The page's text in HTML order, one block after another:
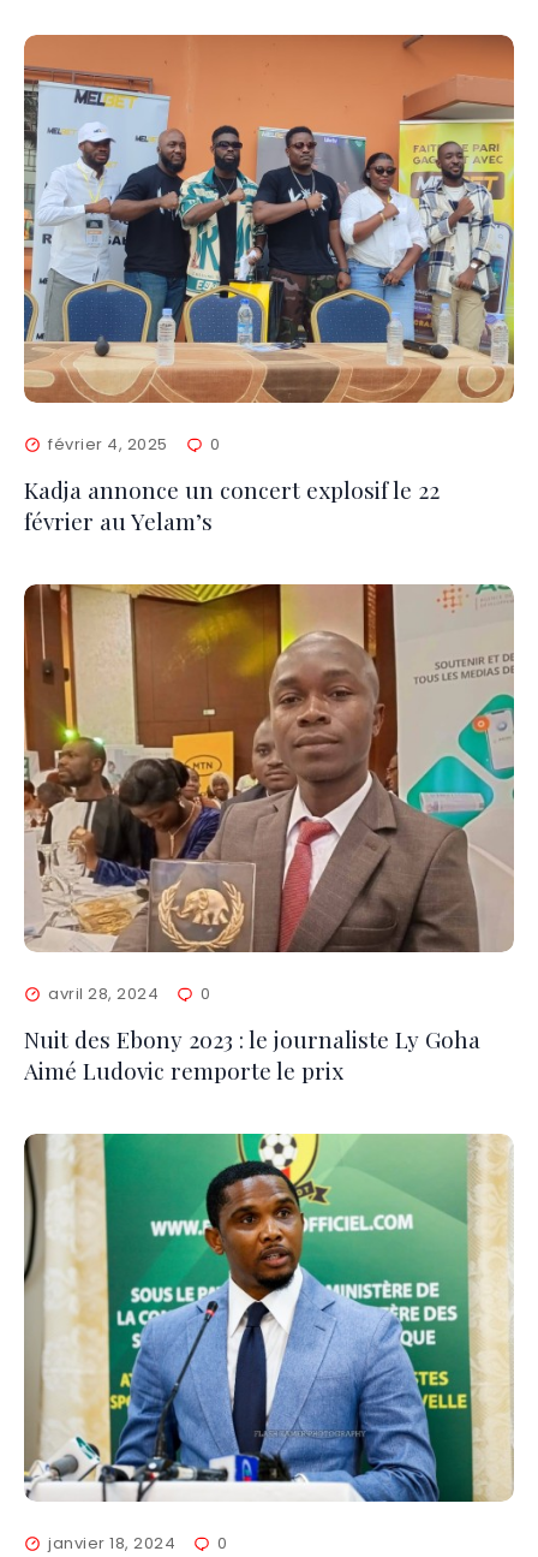
février 4, 2025 0
Kadja annonce un concert explosif le 22
février au Yelam’s
avril 28, 2024 0
Nuit des Ebony 2023 : le journaliste Ly Goha
Aimé Ludovic remporte le prix
janvier 18, 2024 0